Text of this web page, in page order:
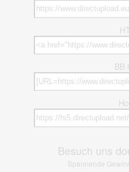
BB
Besuch uns
Spannende